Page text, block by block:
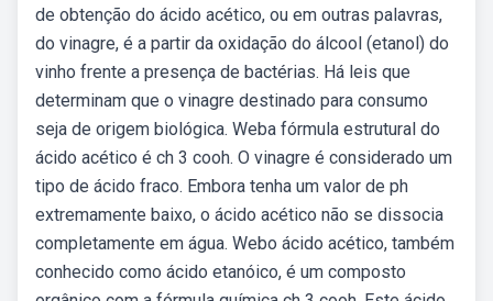
de obtenção do ácido acético, ou em outras palavras,
do vinagre, é a partir da oxidação do álcool (etanol) do
vinho frente a presença de bactérias. Há leis que
determinam que o vinagre destinado para consumo
seja de origem biológica. Weba fórmula estrutural do
ácido acético é ch 3 cooh. O vinagre é considerado um
tipo de ácido fraco. Embora tenha um valor de ph
extremamente baixo, o ácido acético não se dissocia
completamente em água. Webo ácido acético, também
conhecido como ácido etanóico, é um composto